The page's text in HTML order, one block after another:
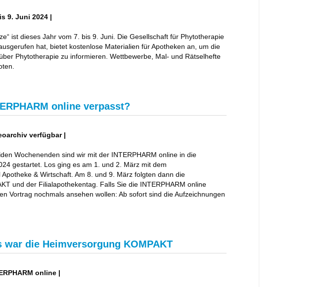
9. Juni 2024 |
ist dieses Jahr vom 7. bis 9. Juni. Die Gesellschaft für Phytotherapie
hat, bietet kostenlose Materialien für Apotheken an, um die
Phytotherapie zu informieren. Wettbewerbe, Mal- und Rätselhefte
online verpasst?
verfügbar |
Wochenenden sind wir mit der INTERPHARM online in die
gestartet. Los ging es am 1. und 2. März mit dem
& Wirtschaft. Am 8. und 9. März folgten dann die
und der Filialapothekentag. Falls Sie die INTERPHARM online
Vortrag nochmals ansehen wollen: Ab sofort sind die Aufzeichnungen
war die Heimversorgung KOMPAKT
online |